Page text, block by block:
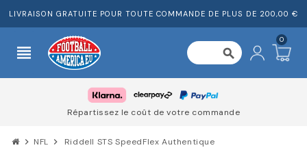
LIVRAISON GRATUITE POUR TOUTE COMMANDE DE PLUS DE 200,00 €
view_headline search
0
Répartissez le coût de votre commande
chevron_right NFL chevron_right Riddell STS SpeedFlex Authentique